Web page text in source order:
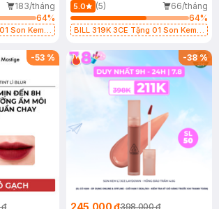
183/tháng
64%
Son Kem
5.0 (5)
66/tháng
64%
BILL 319K 3CE Tặng 01 Son Kem
1.5g (SL có hạn)
-53 % -38%
245.000 ₫398.000 ₫